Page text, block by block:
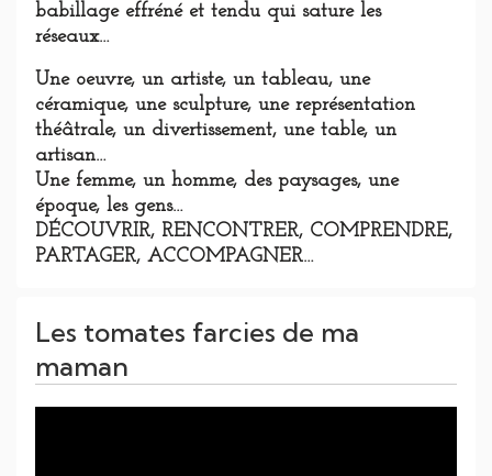
babillage effréné et tendu qui sature les
réseaux…
Une oeuvre, un artiste, un tableau, une
céramique, une sculpture, une représentation
théâtrale, un divertissement, une table, un
artisan…
Une femme, un homme, des paysages, une
époque, les gens…
DÉCOUVRIR, RENCONTRER, COMPRENDRE,
PARTAGER, ACCOMPAGNER…
Les tomates farcies de ma
maman